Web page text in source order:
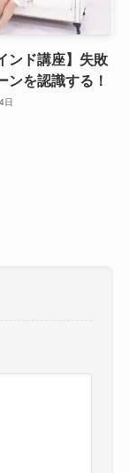
ンド講座】失敗
ンを認識する！
日